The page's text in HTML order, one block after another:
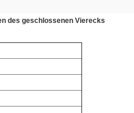
des geschlossenen Vierecks